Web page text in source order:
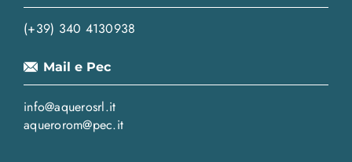
(+39) 340 4130938
Mail e Pec
info@aquerosrl.it
aquerorom@pec.it